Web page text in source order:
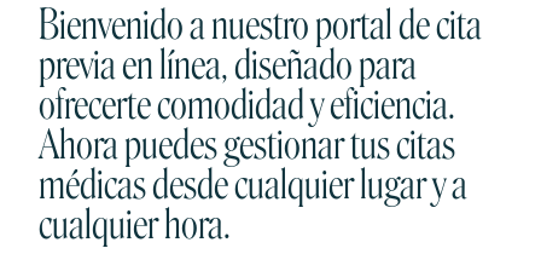
Bienvenido a nuestro portal de cita
previa en línea, diseñado para
ofrecerte comodidad y eficiencia.
Ahora puedes gestionar tus citas
médicas desde cualquier lugar y a
cualquier hora.